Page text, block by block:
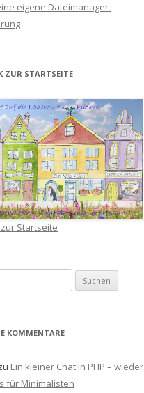
eigene Dateimanager-
ZUR STARTSEITE
Startseite
KOMMENTARE
Ein kleiner Chat in PHP – wieder
für Minimalisten